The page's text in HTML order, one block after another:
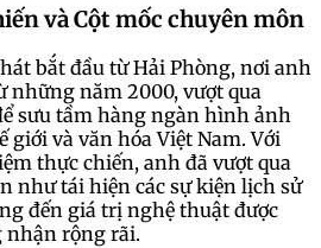
và Cột mốc chuyên môn
bắt đầu từ Hải Phòng, nơi anh
những năm 2000, vượt qua
sưu tầm hàng ngàn hình ảnh
giới và văn hóa Việt Nam. Với
thực chiến, anh đã vượt qua
như tái hiện các sự kiện lịch sử
đến giá trị nghệ thuật được
nhận rộng rãi.